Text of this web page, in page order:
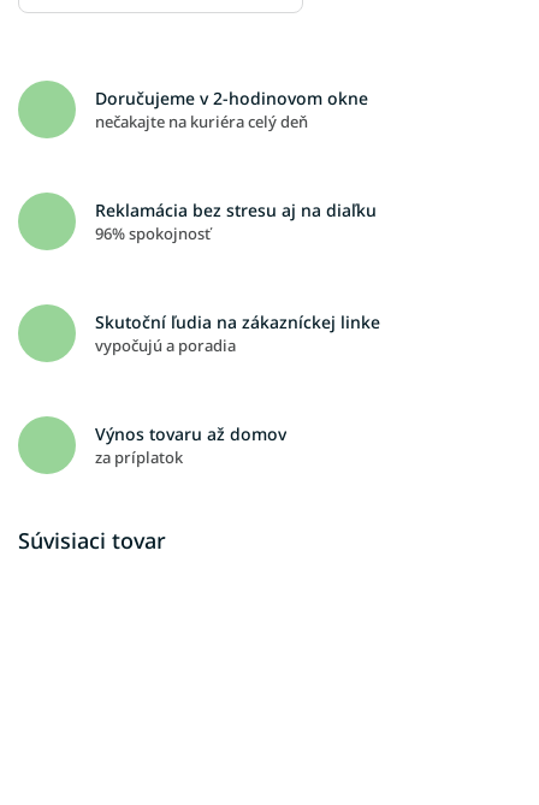
Doručujeme v 2-hodinovom okne
nečakajte na kuriéra celý deň
Reklamácia bez stresu aj na diaľku
96% spokojnosť
Skutoční ľudia na zákazníckej linke
vypočujú a poradia
Výnos tovaru až domov
za príplatok
Súvisiaci tovar